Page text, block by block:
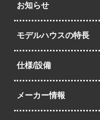
お知らせ
モデルハウスの特長
仕様/設備
メーカー情報